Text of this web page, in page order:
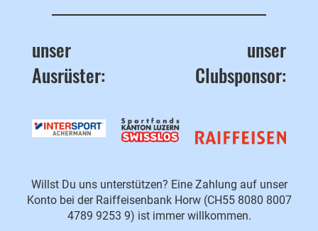
unser
Ausrüster:
unser
Clubsponsor:
Willst Du uns unterstützen? Eine Zahlung auf unser
Konto bei der Raiffeisenbank Horw (CH55 8080 8007
4789 9253 9) ist immer willkommen.